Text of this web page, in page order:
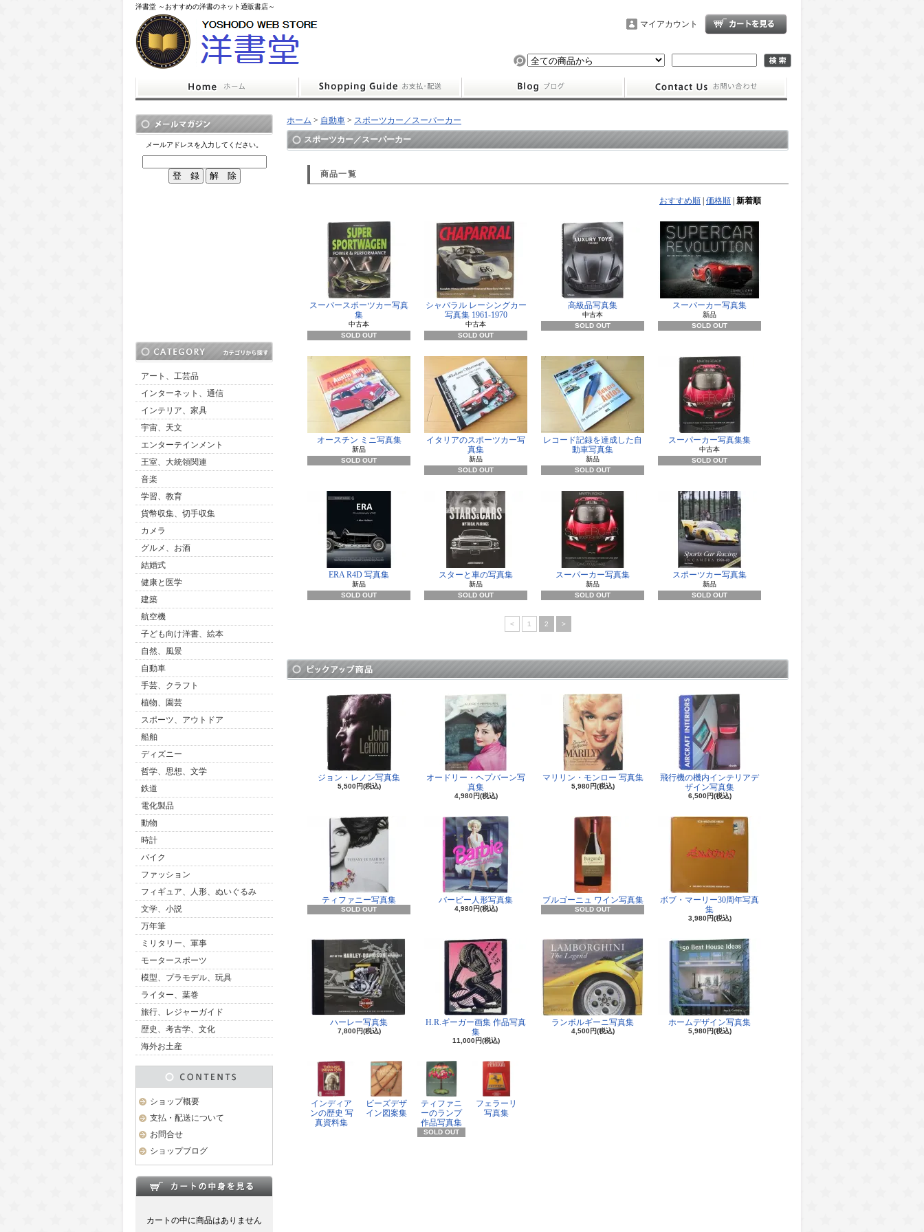
洋書堂 ～おすすめの洋書のネット通販書店～
マイアカウント
メールアドレスを入力してください。
アート、工芸品
インターネット、通信
インテリア、家具
宇宙、天文
エンターテインメント
王室、大統領関連
音楽
学習、教育
貨幣収集、切手収集
カメラ
グルメ、お酒
結婚式
健康と医学
建築
航空機
子ども向け洋書、絵本
自然、風景
自動車
手芸、クラフト
植物、園芸
スポーツ、アウトドア
船舶
ディズニー
哲学、思想、文学
鉄道
電化製品
動物
時計
バイク
ファッション
フィギュア、人形、ぬいぐるみ
文学、小説
万年筆
ミリタリー、軍事
モータースポーツ
模型、プラモデル、玩具
ライター、葉巻
旅行、レジャーガイド
歴史、考古学、文化
海外お土産
ショップ概要
支払・配送について
お問合せ
ショップブログ
カートの中に商品はありません
ホーム > 自動車 > スポーツカー／スーパーカー
スポーツカー／スーパーカー
商品一覧
おすすめ順 価格順 新着順
スーパースポーツカー写真
集
中古本
SOLD OUT
シャパラル レーシングカー
写真集 1961-1970
中古本
SOLD OUT
高級品写真集
中古本
SOLD OUT
スーパーカー写真集
新品
SOLD OUT
オースチン ミニ写真集
新品
SOLD OUT
イタリアのスポーツカー写
真集
新品
SOLD OUT
レコード記録を達成した自
動車写真集
新品
SOLD OUT
スーパーカー写真集集
中古本
SOLD OUT
ERA R4D 写真集
新品
SOLD OUT
スターと車の写真集
新品
SOLD OUT
スーパーカー写真集
新品
SOLD OUT
スポーツカー写真集
新品
SOLD OUT
< 1 2 >
ジョン・レノン写真集
5,500円(税込)
オードリー・ヘプバーン写
真集
4,980円(税込)
マリリン・モンロー 写真集
5,980円(税込)
飛行機の機内インテリアデ
ザイン写真集
6,500円(税込)
ティファニー写真集
SOLD OUT
バービー人形写真集
4,980円(税込)
ブルゴーニュ ワイン写真集
SOLD OUT
ボブ・マーリー30周年写真
集
3,980円(税込)
ハーレー写真集
7,800円(税込)
H.R.ギーガー画集 作品写真
集
11,000円(税込)
ランボルギーニ写真集
4,500円(税込)
ホームデザイン写真集
5,980円(税込)
インディア
ンの歴史 写
真資料集
ビーズデザ
イン図案集
ティファニ
ーのランプ
作品写真集
SOLD OUT
フェラーリ
写真集